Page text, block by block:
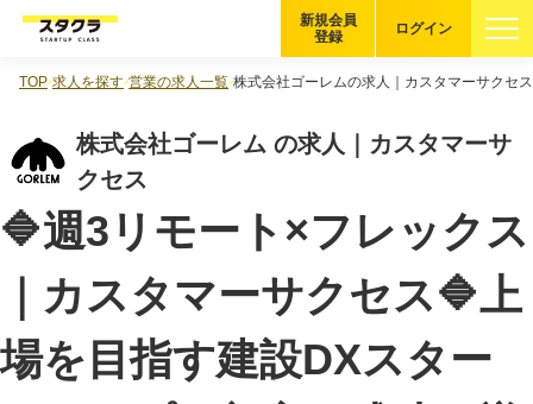
企業を探す
適性診断 無料・5分
スタクラが選ばれる理由
スタートアップ厳選の仕組み
ログイン
新規会員
登録
TOP 求人を探す 営業の求人一覧 株式会社ゴーレムの求人｜カスタマーサクセス
株式会社ゴーレム の求人｜カスタマーサ
クセス
🔷週3リモート×フレックス
｜カスタマーサクセス🔷上
場を目指す建設DXスター